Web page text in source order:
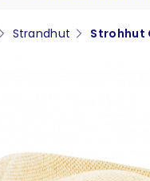
Strandhut Strohhut